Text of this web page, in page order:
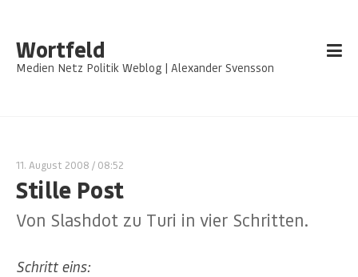
Wortfeld
Medien Netz Politik Weblog | Alexander Svensson
11. August 2008 / 08:52
Stille Post
Von Slashdot zu Turi in vier Schritten.
Schritt eins: